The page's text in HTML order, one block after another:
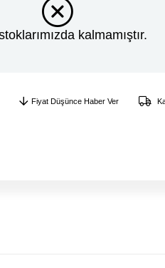
kalmamıştır.
Fiyat Düşünce Haber Ver